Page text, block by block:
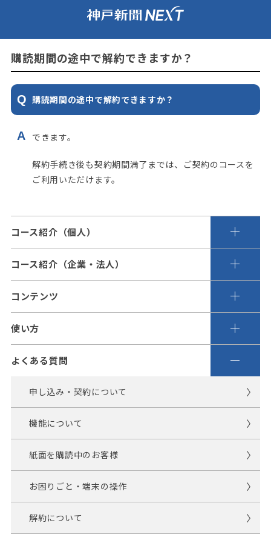
購読期間の途中で解約できますか？
購読期間の途中で解約できますか？
できます。
解約手続き後も契約期間満了までは、ご契約のコースを
ご利用いただけます。
コース紹介（個人）
コース紹介（企業・法人）
コンテンツ
使い方
よくある質問
申し込み・契約について
機能について
紙面を購読中のお客様
お困りごと・端末の操作
解約について